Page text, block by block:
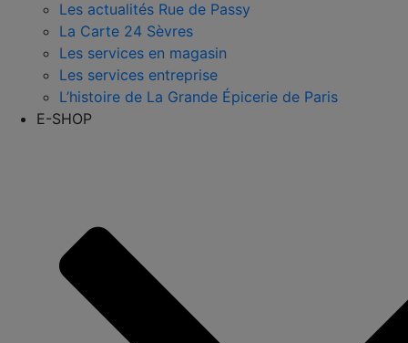
Les actualités Rue de Passy
La Carte 24 Sèvres
Les services en magasin
Les services entreprise
L’histoire de La Grande Épicerie de Paris
E-SHOP